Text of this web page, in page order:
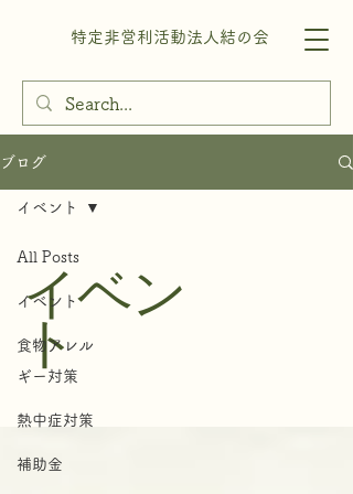
特定非営利活動法人結の会
ブログ
All Posts
イベント
食物アレル
ギー対策
熱中症対策
補助金
イベント
イベン
ト